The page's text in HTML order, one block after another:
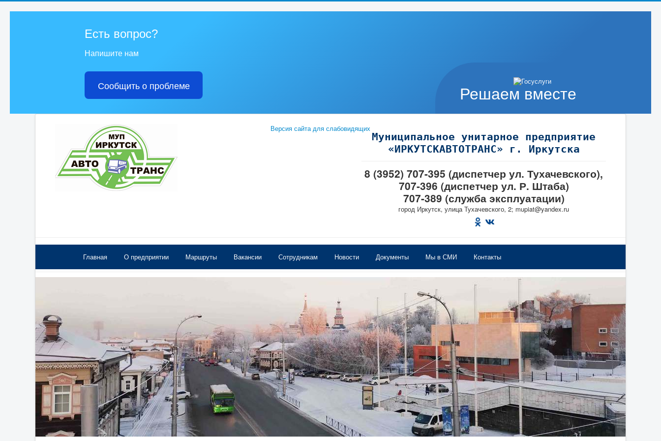
Решаем вместе
Есть вопрос?
Напишите нам
Сообщить о проблеме
Версия сайта для слабовидящих
Муниципальное унитарное предприятие
«ИРКУТСКАВТОТРАНС» г. Иркутска
8 (3952) 707-395 (диспетчер ул. Тухачевского),
707-396 (диспетчер ул. Р. Штаба)
707-389 (служба эксплуатации)
город Иркутск, улица Тухачевского, 2; mupiat@yandex.ru
Главная О предприятии Маршруты Вакансии Сотрудникам Новости Документы Мы в СМИ Контакты